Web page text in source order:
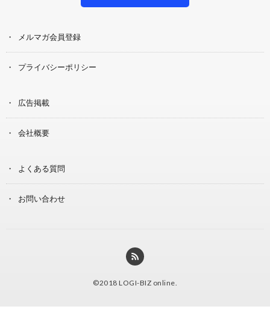
メルマガ会員登録
プライバシーポリシー
広告掲載
会社概要
よくある質問
お問い合わせ
©2018 LOGI-BIZ online